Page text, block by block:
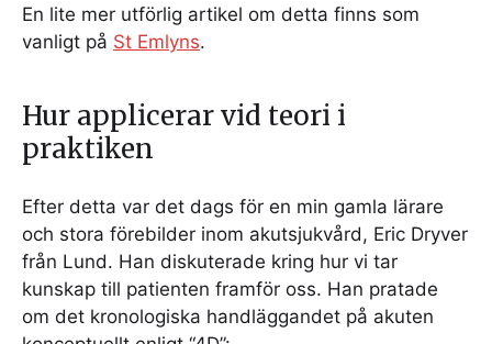
En lite mer utförlig artikel om detta finns som
vanligt på St Emlyns.
Hur applicerar vid teori i
praktiken
Efter detta var det dags för en min gamla lärare
och stora förebilder inom akutsjukvård, Eric Dryver
från Lund. Han diskuterade kring hur vi tar
kunskap till patienten framför oss. Han pratade
om det kronologiska handläggandet på akuten